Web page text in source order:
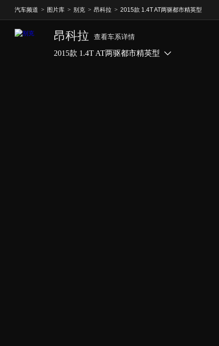
汽车频道 > 图片库 > 别克 > 昂科拉 > 2015款 1.4T AT两驱都市精英型
昂科拉 查看车系详情
2015款 1.4T AT两驱都市精英型